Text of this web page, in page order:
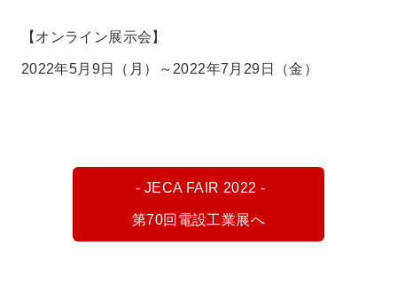
【オンライン展示会】
2022年5月9日（月）～2022年7月29日（金）
- JECA FAIR 2022 -
第70回電設工業展へ